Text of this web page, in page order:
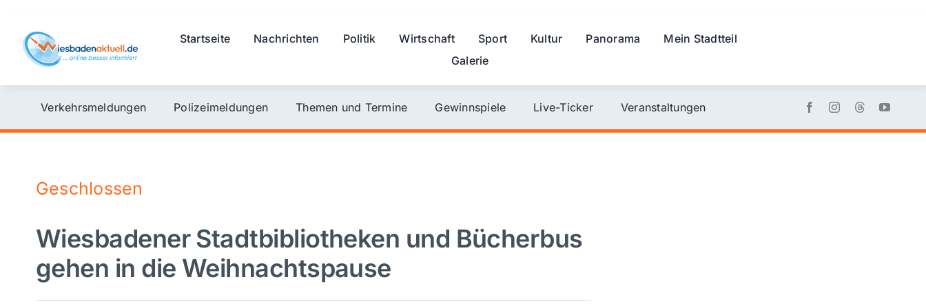
content
Startseite Nachrichten Politik Wirtschaft Sport Kultur Panorama
Mein Stadtteil
Galerie
Verkehrsmeldungen Polizeimeldungen Themen und Termine Gewinnspiele Live-Ticker Veranstaltungen
Geschlossen
Wiesbadener Stadtbibliotheken und Bücherbus
gehen in die Weihnachtspause